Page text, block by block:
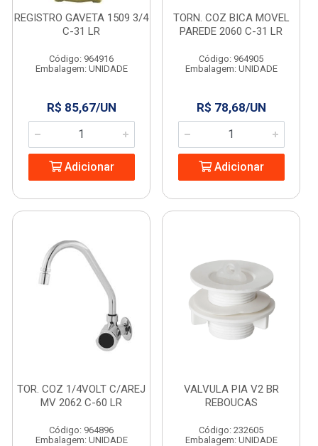
REGISTRO GAVETA 1509 3/4
C-31 LR
Código: 964916
Embalagem: UNIDADE
R$ 85,67/UN
Adicionar
TORN. COZ BICA MOVEL
PAREDE 2060 C-31 LR
Código: 964905
Embalagem: UNIDADE
R$ 78,68/UN
Adicionar
TOR. COZ 1/4VOLT C/AREJ
MV 2062 C-60 LR
Código: 964896
Embalagem: UNIDADE
VALVULA PIA V2 BR
REBOUCAS
Código: 232605
Embalagem: UNIDADE